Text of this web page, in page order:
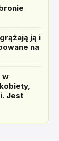
ją i
na
w
Jest